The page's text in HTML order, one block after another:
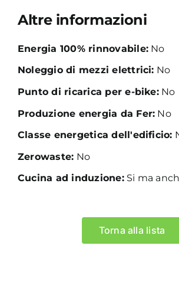
Altre informazioni
Energia 100% rinnovabile: No
Noleggio di mezzi elettrici: No
Punto di ricarica per e-bike:No
Produzione energia da Fer: No
Classe energetica dell'edificio:
Zerowaste: No
Cucina ad induzione:Si ma
Torna alla lista